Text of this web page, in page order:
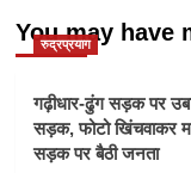
You may have
रुद्रप्रयाग
गढ़ीधार-ढुंग सड़क पर
सड़क, फोटो खिंचवाकर
सड़क पर बैठी जनता